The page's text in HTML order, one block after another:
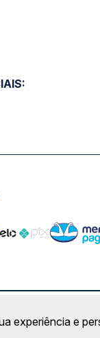
- Condomínio
experiência e